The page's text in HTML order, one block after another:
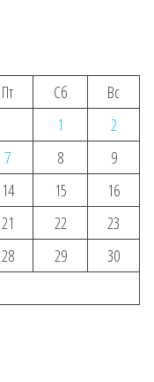
Пт Сб
Вс
1
2
7 8
9
14 15
16
21 22
23
28 29
30